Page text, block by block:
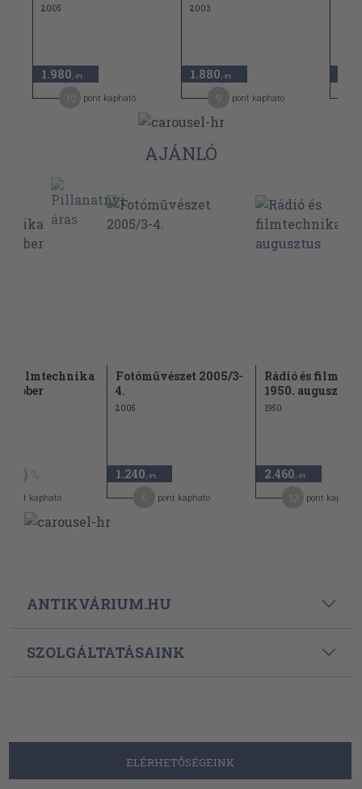
2005
1.980 ,-Ft
pont kapható
2003
1.880 ,-Ft
pont kapható
AJÁNLÓ
és filmtechnika
50
pont kapható
Fotóművészet 2005/3-
4.
2005
1.240 ,-Ft
pont kapható
Rádió és
1950. augusztus
1950
2.460 ,-Ft
pont kapható
ANTIKVÁRIUM.HU
SZOLGÁLTATÁSAINK
ELÉRHETŐSÉGEINK